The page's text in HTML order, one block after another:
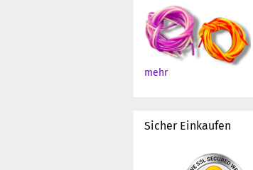
mehr
Sicher Einkaufen